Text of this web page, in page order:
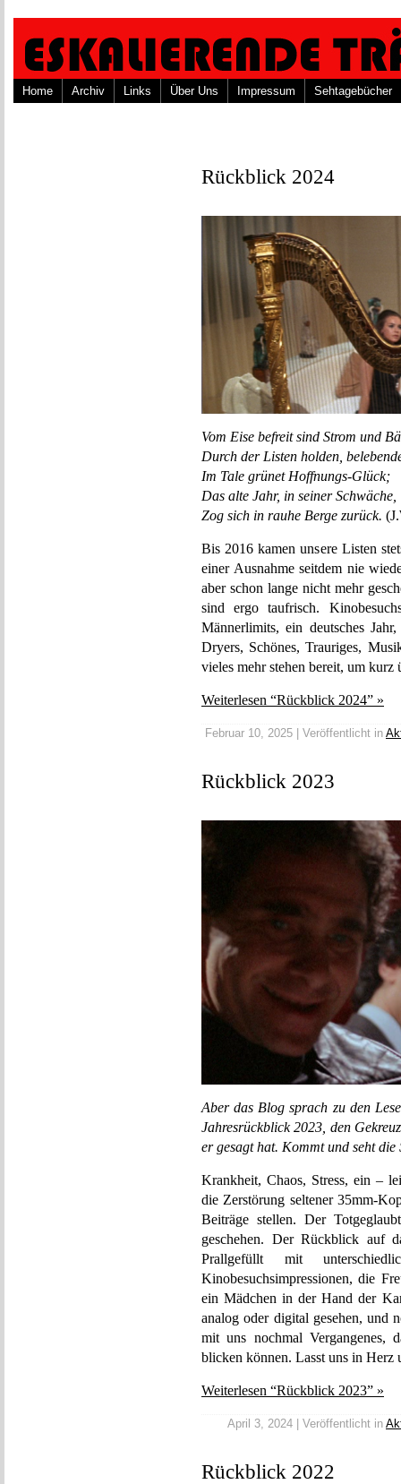
Home Archiv Links Über Uns Impressum Sehtagebücher
Rückblick 2024
Vom Eise befreit sind Strom und
Durch der Listen holden,
Im Tale grünet Hoffnungs-Glück;
Das alte Jahr, in seiner Schwäche,
Zog sich in rauhe Berge zurück.
Bis 2016 kamen unsere Listen
einer Ausnahme seitdem nie
aber schon lange nicht mehr
sind ergo taufrisch.
Männerlimits, ein deutsches
Dryers, Schönes, Trauriges,
vieles mehr stehen bereit, um kurz
Weiterlesen “Rückblick 2024” »
Februar 10, 2025 | Veröffentlicht in
Rückblick 2023
Aber das Blog sprach zu den
Jahresrückblick 2023, den
er gesagt hat. Kommt und seht die
Krankheit, Chaos, Stress, ein –
die Zerstörung seltener 35mm-
Beiträge stellen. Der
geschehen. Der Rückblick auf
Prallgefüllt mit
Kinobesuchsimpressionen, die
ein Mädchen in der Hand der
analog oder digital gesehen, und
mit uns nochmal
blicken können. Lasst uns in Herz
Weiterlesen “Rückblick 2023” »
April 3, 2024 | Veröffentlicht in
Rückblick 2022